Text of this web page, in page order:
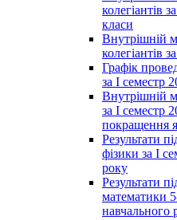
колегіантів
класи
Внутрішній
колегіантів
Графік
за І семестр
Внутрішній
за І семестр
покращення
Результати
фізики за І
року
Результати
математики
навчального